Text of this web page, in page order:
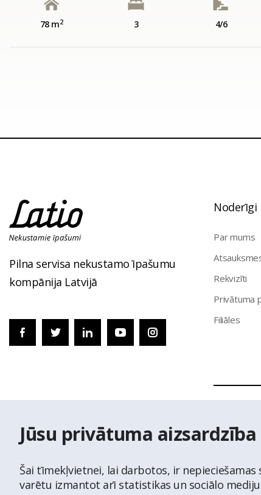
Jūsu privātuma
Šai tīmekļvietnei, lai darbotos, ir nepieciešamas
varētu izmantot arī statistikas un sociālo
78 m2 3 4/6
Pilna servisa nekustamo īpašumu
kompānija Latvijā
Noderīgi
Par mums
Rekvizīti
Privātuma
Filiāles
©
izmantoti